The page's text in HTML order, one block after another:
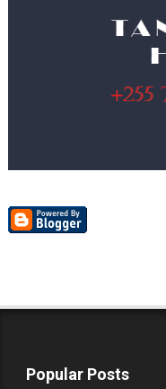
Popular Posts